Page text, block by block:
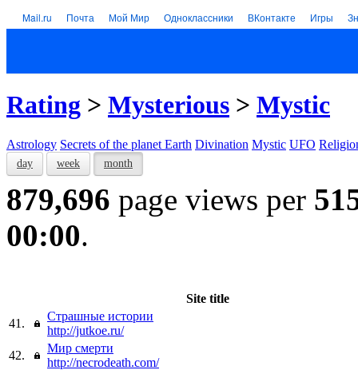
Mail.ru Почта Мой Мир Одноклассники ВКонтакте Игры
Rating > Mysterious > Mystic
Astrology Secrets of the planet Earth Divination Mystic UFO
day week month
879,696 page views per
00:00.
Site title
41.
Страшные истории
http://jutkoe.ru/
42.
Мир смерти
http://necrodeath.com/